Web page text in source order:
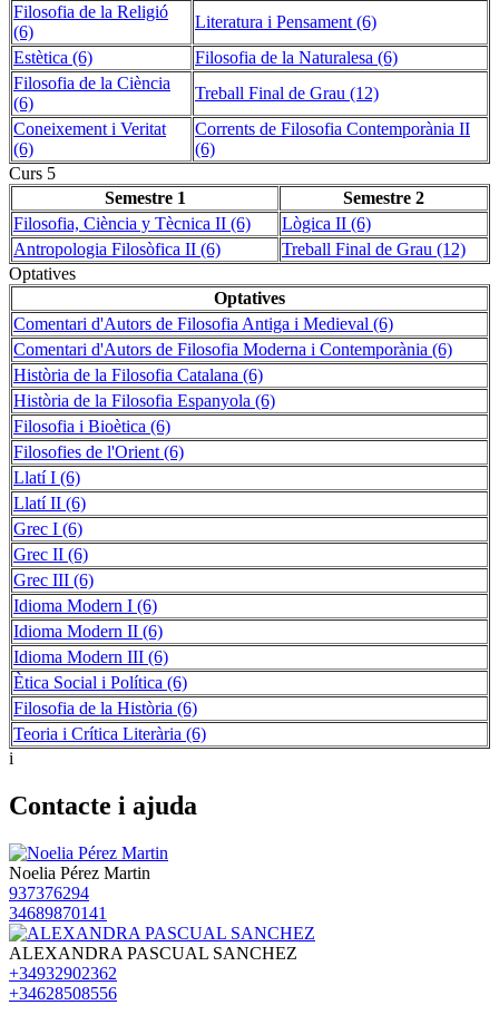
Filosofia de la Religió
(6)
Literatura i Pensament (6)
Estètica (6)
Filosofia de la Naturalesa (6)
Filosofia de la Ciència
(6)
Treball Final de Grau (12)
Coneixement i Veritat
(6)
Corrents de Filosofia Contemporània II
(6)
Curs 5
Semestre 1
Semestre 2
Filosofia, Ciència y Tècnica II (6)
Lògica II (6)
Antropologia Filosòfica II (6)
Treball Final de Grau (12)
Optatives
Optatives
Comentari d'Autors de Filosofia Antiga i Medieval (6)
Comentari d'Autors de Filosofia Moderna i Contemporània (6)
Història de la Filosofia Catalana (6)
Història de la Filosofia Espanyola (6)
Filosofia i Bioètica (6)
Filosofies de l'Orient (6)
Llatí I (6)
Llatí II (6)
Grec I (6)
Grec II (6)
Grec III (6)
Idioma Modern I (6)
Idioma Modern II (6)
Idioma Modern III (6)
Ètica Social i Política (6)
Filosofia de la Història (6)
Teoria i Crítica Literària (6)
i
Contacte i ajuda
Noelia Pérez Martin
937376294
34689870141
ALEXANDRA PASCUAL SANCHEZ
+34932902362
+34628508556